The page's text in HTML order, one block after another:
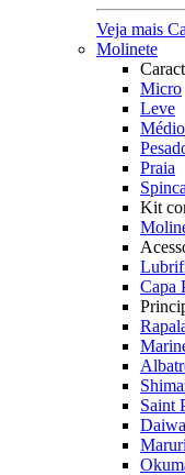
Veja mais
Molinete
Micro
Leve
Médio
Praia
Kit
Capa
Saint
Daiwa
Maruri